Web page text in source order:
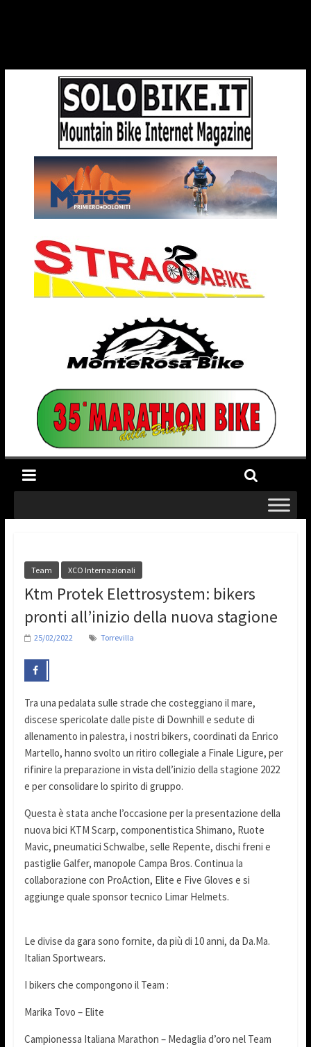
Team XCO Internazionali
Ktm Protek Elettrosystem: bikers
pronti all’inizio della nuova stagione
25/02/2022 Torrevilla
Tra una pedalata sulle strade che costeggiano il mare,
discese spericolate dalle piste di Downhill e sedute di
allenamento in palestra, i nostri bikers, coordinati da Enrico
Martello, hanno svolto un ritiro collegiale a Finale Ligure, per
rifinire la preparazione in vista dell’inizio della stagione 2022
e per consolidare lo spirito di gruppo.
Questa è stata anche l’occasione per la presentazione della
nuova bici KTM Scarp, componentistica Shimano, Ruote
Mavic, pneumatici Schwalbe, selle Repente, dischi freni e
pastiglie Galfer, manopole Campa Bros. Continua la
collaborazione con ProAction, Elite e Five Gloves e si
aggiunge quale sponsor tecnico Limar Helmets.
Le divise da gara sono fornite, da più di 10 anni, da Da.Ma.
Italian Sportwears.
I bikers che compongono il Team :
Marika Tovo – Elite
Campionessa Italiana Marathon – Medaglia d’oro nel Team